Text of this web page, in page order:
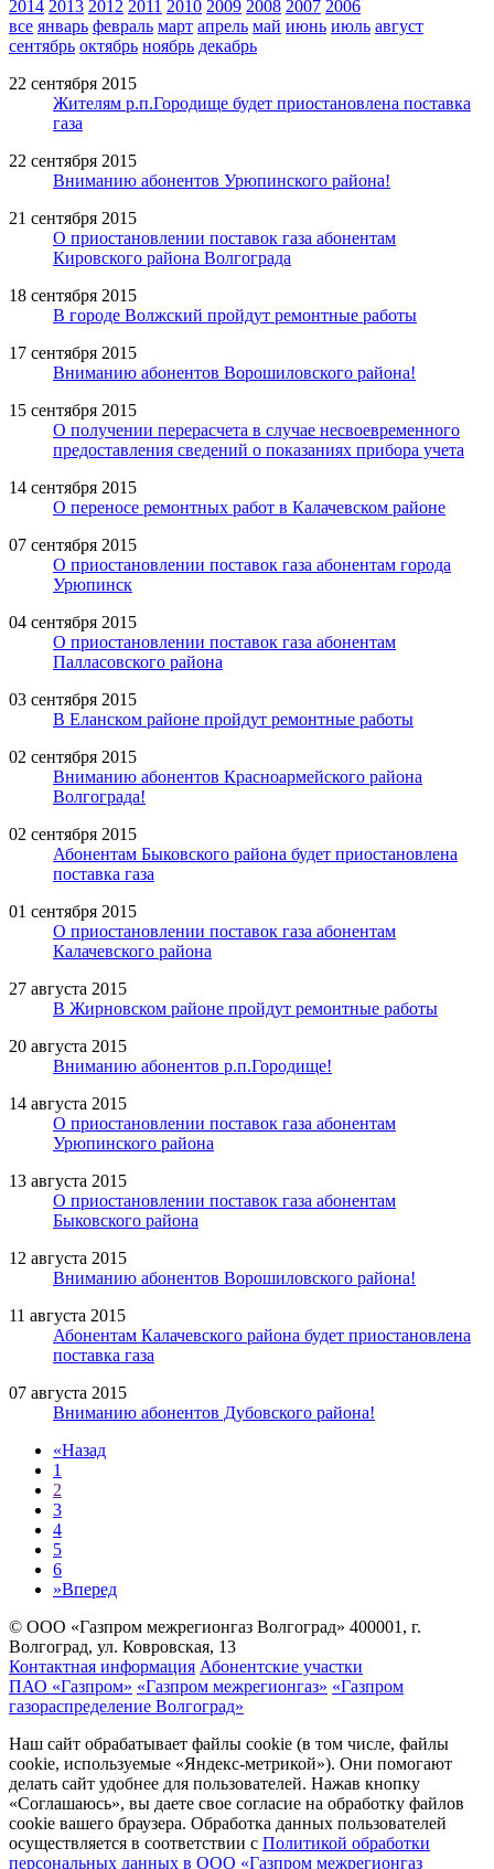
2014 2013 2012 2011 2010 2009 2008 2007 2006
все январь февраль март апрель май июнь июль август
сентябрь октябрь ноябрь декабрь
22 сентября 2015
Жителям р.п.Городище будет приостановлена поставка
газа
22 сентября 2015
Вниманию абонентов Урюпинского района!
21 сентября 2015
О приостановлении поставок газа абонентам
Кировского района Волгограда
18 сентября 2015
В городе Волжский пройдут ремонтные работы
17 сентября 2015
Вниманию абонентов Ворошиловского района!
15 сентября 2015
О получении перерасчета в случае несвоевременного
предоставления сведений о показаниях прибора учета
14 сентября 2015
О переносе ремонтных работ в Калачевском районе
07 сентября 2015
О приостановлении поставок газа абонентам города
Урюпинск
04 сентября 2015
О приостановлении поставок газа абонентам
Палласовского района
03 сентября 2015
В Еланском районе пройдут ремонтные работы
02 сентября 2015
Вниманию абонентов Красноармейского района
Волгограда!
02 сентября 2015
Абонентам Быковского района будет приостановлена
поставка газа
01 сентября 2015
О приостановлении поставок газа абонентам
Калачевского района
27 августа 2015
В Жирновском районе пройдут ремонтные работы
20 августа 2015
Вниманию абонентов р.п.Городище!
14 августа 2015
О приостановлении поставок газа абонентам
Урюпинского района
13 августа 2015
О приостановлении поставок газа абонентам
Быковского района
12 августа 2015
Вниманию абонентов Ворошиловского района!
11 августа 2015
Абонентам Калачевского района будет приостановлена
поставка газа
07 августа 2015
Вниманию абонентов Дубовского района!
«Назад
1
2
3
4
5
6
»Вперед
© ООО «Газпром межрегионгаз Волгоград» 400001, г.
Волгоград, ул. Ковровская, 13
Контактная информация Абонентские участки
ПАО «Газпром» «Газпром межрегионгаз» «Газпром
газораспределение Волгоград»
Наш сайт обрабатывает файлы cookie (в том числе, файлы
cookie, используемые «Яндекс-метрикой»). Они помогают
делать сайт удобнее для пользователей. Нажав кнопку
«Соглашаюсь», вы даете свое согласие на обработку файлов
cookie вашего браузера. Обработка данных пользователей
осуществляется в соответствии с Политикой обработки
персональных данных в ООО «Газпром межрегионгаз